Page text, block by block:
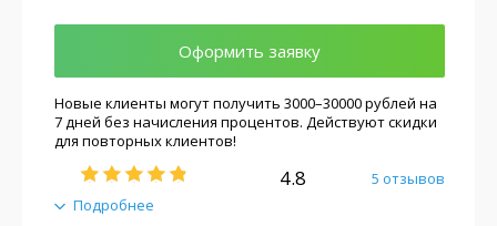
Оформить заявку
Подробнее
Новые клиенты могут получить 3000–30000 рублей на
7 дней без начисления процентов. Действуют скидки
для повторных клиентов!
4.8 5 отзывов